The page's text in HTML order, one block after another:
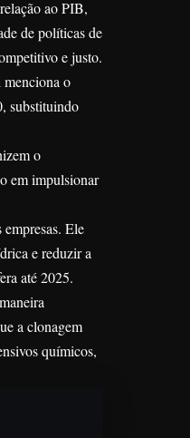
ao PIB,
de políticas de
e justo.
menciona o
substituindo
o
em impulsionar
Ele
e reduzir a
até 2025.
a clonagem
químicos,